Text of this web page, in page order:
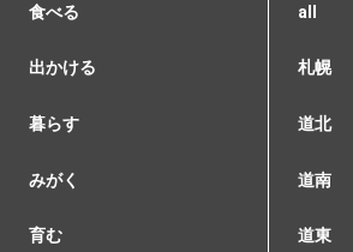
食べる
出かける
暮らす
みがく
育む
all
札幌
道北
道南
道東